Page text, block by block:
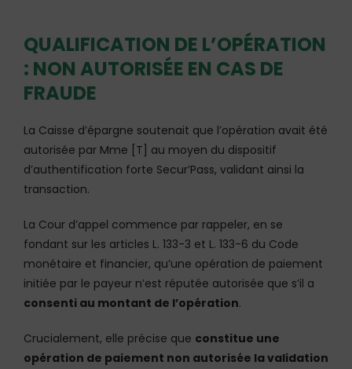
QUALIFICATION DE L’OPÉRATION
: NON AUTORISÉE EN CAS DE
FRAUDE
La Caisse d’épargne soutenait que l’opération avait été
autorisée par Mme [T] au moyen du dispositif
d’authentification forte Secur’Pass, validant ainsi la
transaction.
La Cour d’appel commence par rappeler, en se
fondant sur les articles L. 133-3 et L. 133-6 du Code
monétaire et financier, qu’une opération de paiement
initiée par le payeur n’est réputée autorisée que s’il a
consenti au montant de l’opération.
Crucialement, elle précise que constitue une
opération de paiement non autorisée la validation